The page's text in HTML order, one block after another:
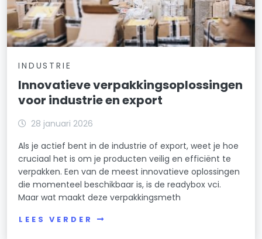
INDUSTRIE
Innovatieve verpakkingsoplossingen
voor industrie en export
28 januari 2026
Als je actief bent in de industrie of export, weet je hoe
cruciaal het is om je producten veilig en efficiënt te
verpakken. Een van de meest innovatieve oplossingen
die momenteel beschikbaar is, is de readybox vci.
Maar wat maakt deze verpakkingsmeth
LEES VERDER